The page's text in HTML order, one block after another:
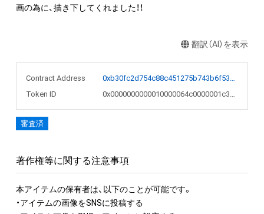
画の為に、描き下してくれました！！
翻訳（AI）を表示
Contract Address
0xb30fc2d754c88c451275b743b6f530f19f643683
Token ID
0x0000000000010000064c0000001c3cfe
審査済
著作権等に関する注意事項
本アイテムの保有者は、以下のことが可能です。
・アイテムの画像をSNSに投稿する